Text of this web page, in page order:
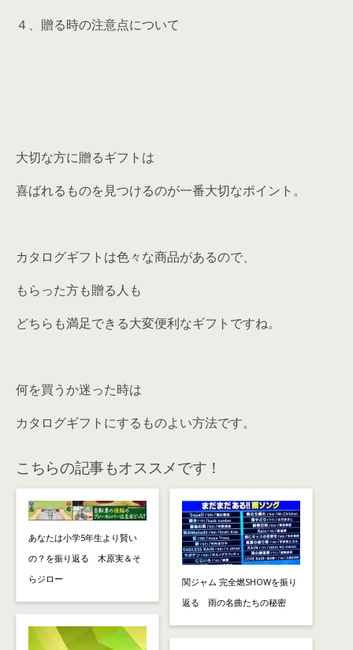
４、贈る時の注意点について
大切な方に贈るギフトは
喜ばれるものを見つけるのが一番大切なポイント。
カタログギフトは色々な商品があるので、
もらった方も贈る人も
どちらも満足できる大変便利なギフトですね。
何を買うか迷った時は
カタログギフトにするものよい方法です。
こちらの記事もオススメです！
あなたは小学5年生より賢い
の？を振り返る 木原実＆そ
らジロー
関ジャム 完全燃SHOWを振り
返る 雨の名曲たちの秘密